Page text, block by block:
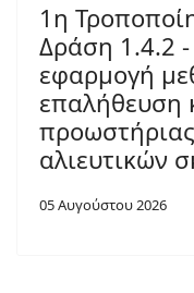
1η
Δράση 1.4.2
εφαρμογή
επαλήθευση
αλιευτικών
05 Αυγούστου 2026